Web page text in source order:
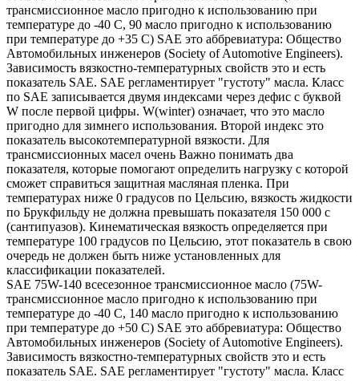
трансмиссионное масло пригодно к использованию при
температуре до -40 С, 90 масло пригодно к использованию
при температуре до +35 С) SAE это аббревиатура: Общество
Автомобильных инженеров (Society of Automotive Engineers).
Зависимость вязкостно-температурных свойств это и есть
показатель SAE. SAE регламентирует "густоту" масла. Класс
по SAE записывается двумя индексами через дефис с буквой
W после первой цифры. W(winter) означает, что это масло
пригодно для зимнего использования. Второй индекс это
показатель высокотемпературной вязкости. Для
трансмиссионных масел очень Важно понимать два
показателя, которые помогают определить нагрузку с которой
сможет справиться защитная масляная пленка. При
температурах ниже 0 градусов по Цельсию, вязкость жидкости
по Брукфильду не должна превышать показателя 150 000 с
(сантипуазов). Кинематическая вязкость определяется при
температуре 100 градусов по Цельсию, этот показатель в свою
очередь не должен быть ниже установленных для
классификации показателей.
SAE 75W-140 всесезонное трансмиссионное масло (75W-
трансмиссионное масло пригодно к использованию при
температуре до -40 С, 140 масло пригодно к использованию
при температуре до +50 С) SAE это аббревиатура: Общество
Автомобильных инженеров (Society of Automotive Engineers).
Зависимость вязкостно-температурных свойств это и есть
показатель SAE. SAE регламентирует "густоту" масла. Класс